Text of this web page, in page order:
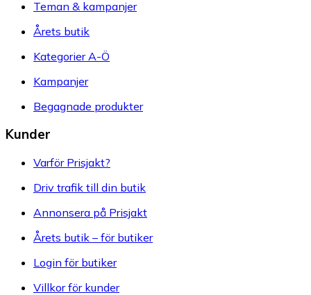
Teman & kampanjer
Årets butik
Kategorier A-Ö
Kampanjer
Begagnade produkter
Kunder
Varför Prisjakt?
Driv trafik till din butik
Annonsera på Prisjakt
Årets butik – för butiker
Login för butiker
Villkor för kunder